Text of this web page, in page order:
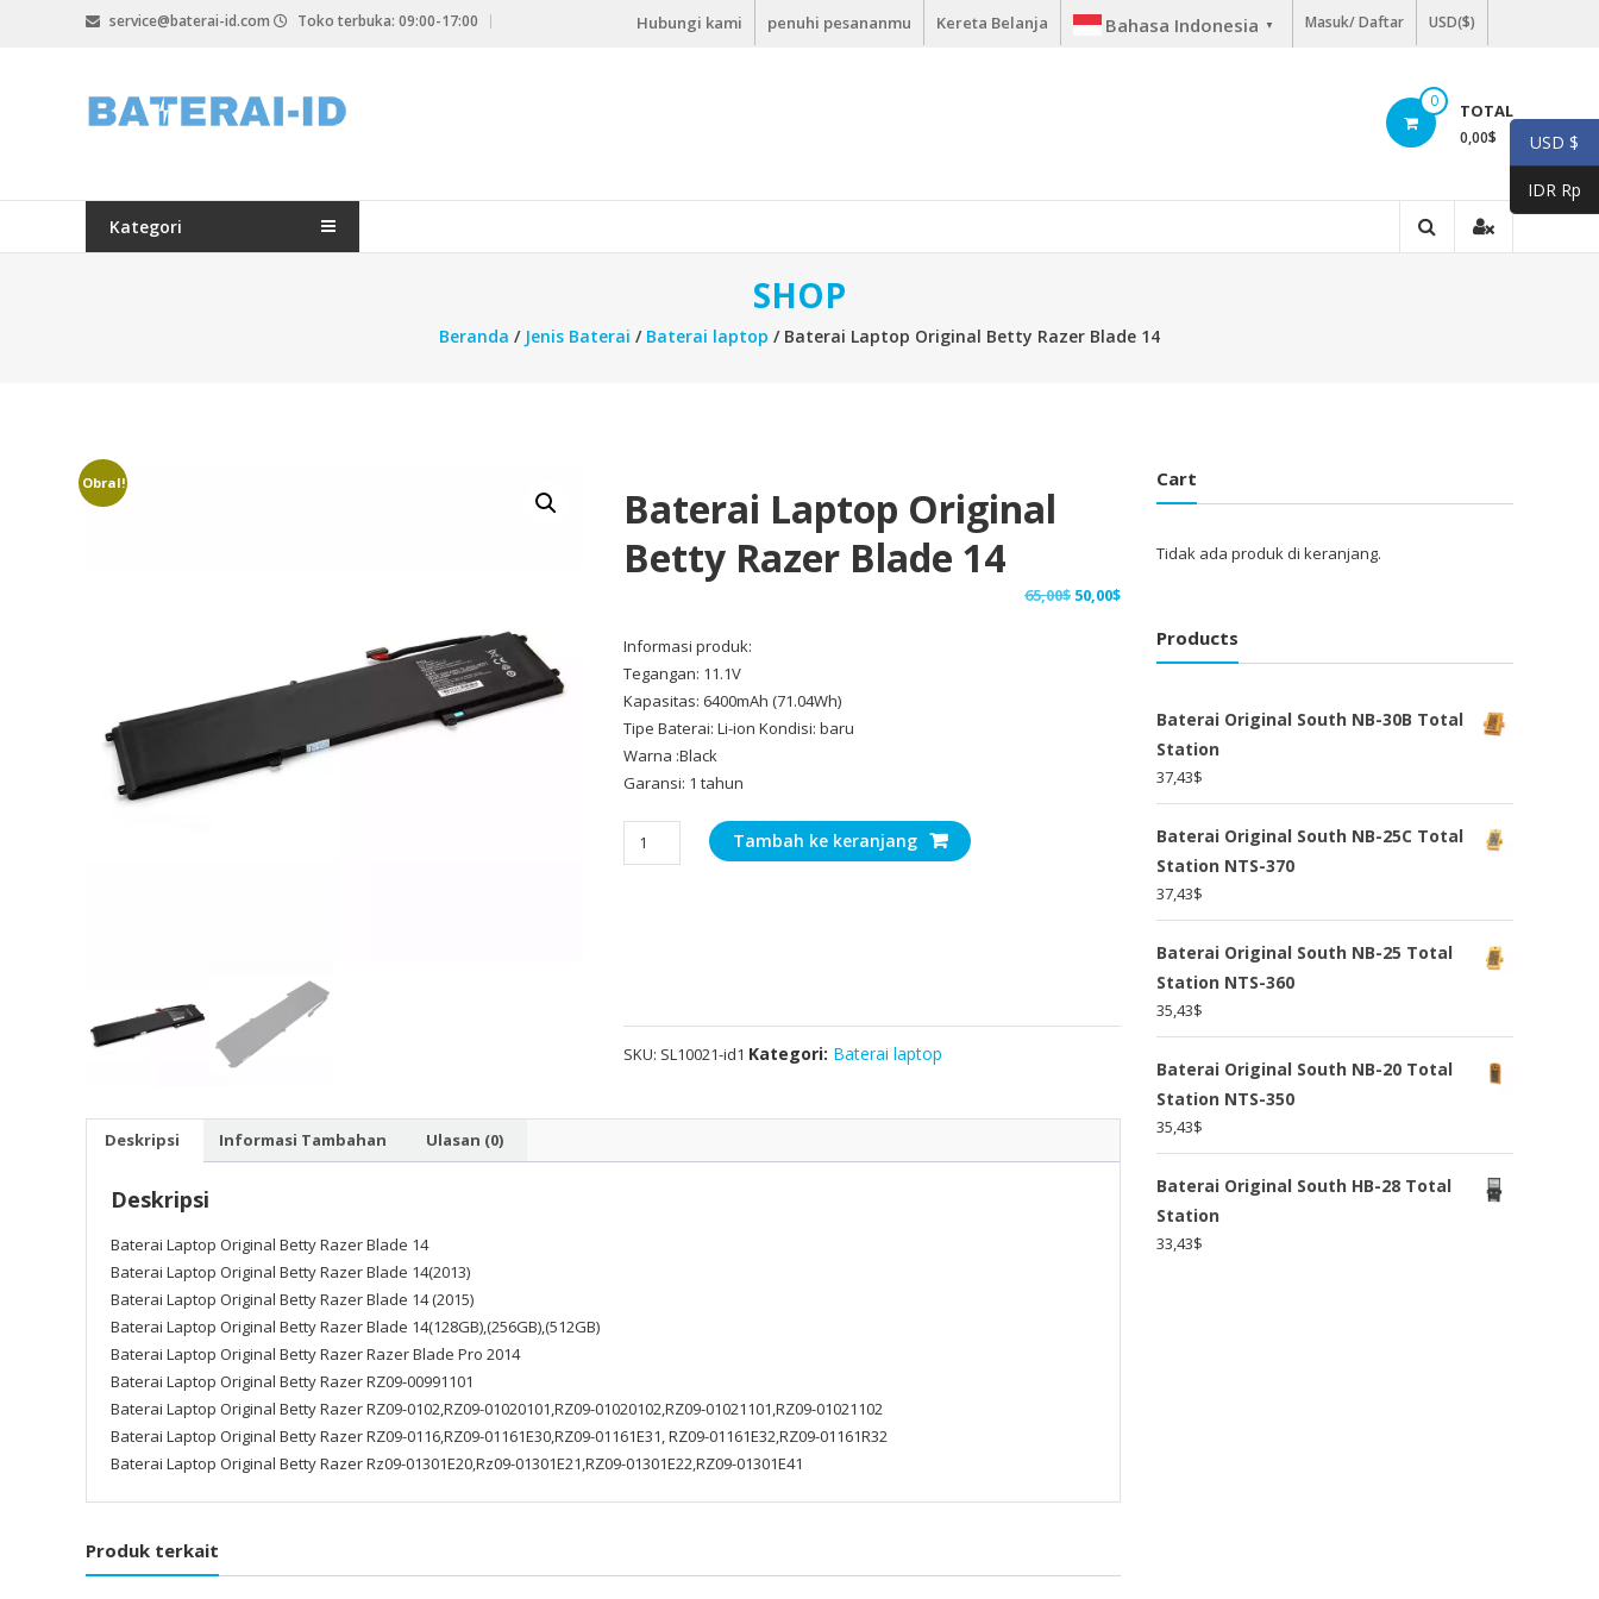
service@baterai-id.com Toko terbuka: 09:00-17:00 Hubungi kami penuhi pesananmu Kereta Belanja Bahasa Indonesia ▼ Masuk/ Daftar USD($)
bateria-
id.com
0 TOTAL
0,00$
Kategori
SHOP
Beranda / Jenis Baterai / Baterai laptop / Baterai Laptop Original Betty Razer Blade 14
Obral!
Baterai Laptop Original
Betty Razer Blade 14
65,00$ Harga
50,00$Harga
Informasi produk:
Tegangan: 11.1V
Kapasitas: 6400mAh (71.04Wh)
Tipe Baterai: Li-ion Kondisi: baru
Warna :Black
Garansi: 1 tahun
Baterai
14
Tambah ke keranjang
SKU: SL10021-id1 Kategori: Baterai laptop
Deskripsi Informasi Tambahan Ulasan (0)
Deskripsi
Baterai Laptop Original Betty Razer Blade 14
Baterai Laptop Original Betty Razer Blade 14(2013)
Baterai Laptop Original Betty Razer Blade 14 (2015)
Baterai Laptop Original Betty Razer Blade 14(128GB),(256GB),(512GB)
Baterai Laptop Original Betty Razer Razer Blade Pro 2014
Baterai Laptop Original Betty Razer RZ09-00991101
Baterai Laptop Original Betty Razer RZ09-0102,RZ09-01020101,RZ09-01020102,RZ09-01021101,RZ09-01021102
Baterai Laptop Original Betty Razer RZ09-0116,RZ09-01161E30,RZ09-01161E31, RZ09-01161E32,RZ09-01161R32
Baterai Laptop Original Betty Razer Rz09-01301E20,Rz09-01301E21,RZ09-01301E22,RZ09-01301E41
Produk terkait
Cart
Tidak ada produk di keranjang.
Products
Baterai Original South NB-30B Total
Station
37,43$
Baterai Original South NB-25C Total
Station NTS-370
37,43$
Baterai Original South NB-25 Total
Station NTS-360
35,43$
Baterai Original South NB-20 Total
Station NTS-350
35,43$
Baterai Original South HB-28 Total
Station
33,43$
USD $
IDR Rp